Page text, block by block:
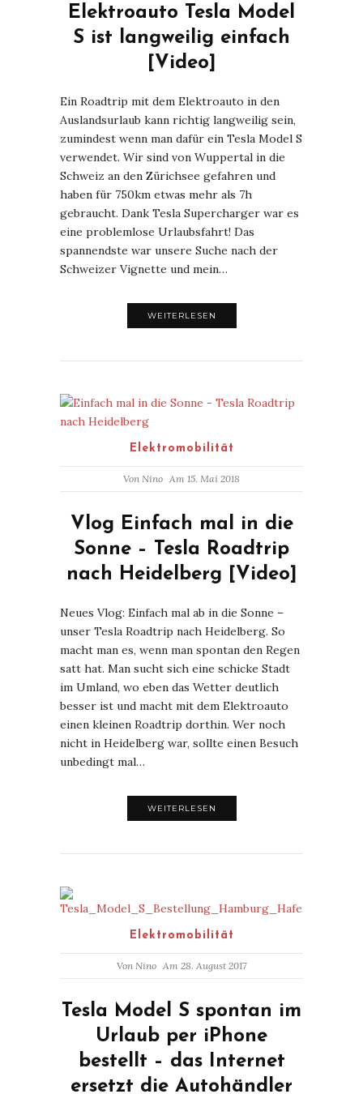
Elektroauto Tesla Model
S ist langweilig einfach
[Video]
Ein Roadtrip mit dem Elektroauto in den
Auslandsurlaub kann richtig langweilig sein,
zumindest wenn man dafür ein Tesla Model S
verwendet. Wir sind von Wuppertal in die
Schweiz an den Zürichsee gefahren und
haben für 750km etwas mehr als 7h
gebraucht. Dank Tesla Supercharger war es
eine problemlose Urlaubsfahrt! Das
spannendste war unsere Suche nach der
Schweizer Vignette und mein…
WEITERLESEN
Elektromobilität
Von Nino Am 15. Mai 2018
Vlog Einfach mal in die
Sonne – Tesla Roadtrip
nach Heidelberg [Video]
Neues Vlog: Einfach mal ab in die Sonne –
unser Tesla Roadtrip nach Heidelberg. So
macht man es, wenn man spontan den Regen
satt hat. Man sucht sich eine schicke Stadt
im Umland, wo eben das Wetter deutlich
besser ist und macht mit dem Elektroauto
einen kleinen Roadtrip dorthin. Wer noch
nicht in Heidelberg war, sollte einen Besuch
unbedingt mal…
WEITERLESEN
Elektromobilität
Von Nino Am 28. August 2017
Tesla Model S spontan im
Urlaub per iPhone
bestellt – das Internet
ersetzt die Autohändler